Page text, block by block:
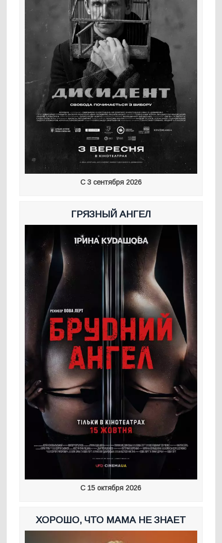
С 3 сентября 2026
ГРЯЗНЫЙ АНГЕЛ
С 15 октября 2026
ХОРОШО, ЧТО МАМА НЕ ЗНАЕТ